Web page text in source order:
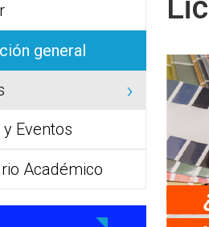
general
Eventos
Académico